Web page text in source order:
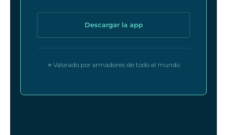
Descargar la app
⭐ Valorado por armadores de todo el mundo